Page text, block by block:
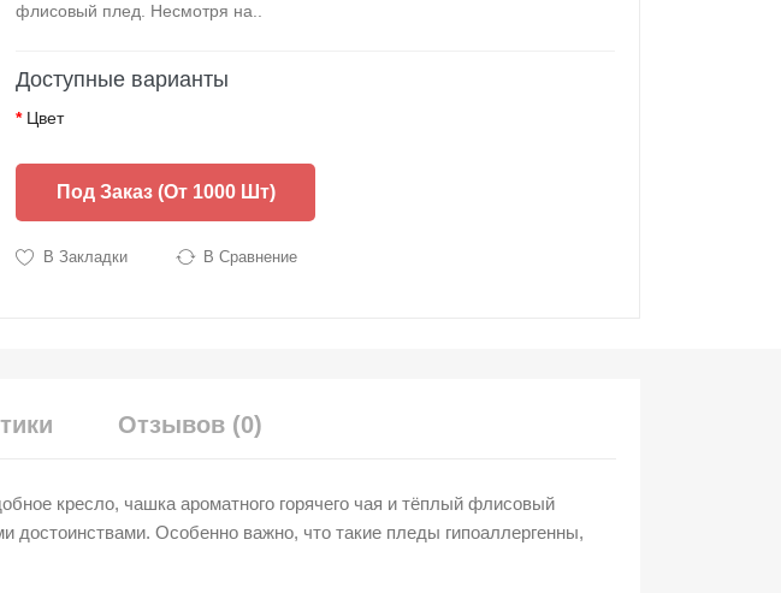
флисовый плед. Несмотря на..
Доступные варианты
Цвет
Под Заказ (от 1000 Шт)
В Закладки В Сравнение
Отзывов (0)
кресло, чашка ароматного горячего чая и тёплый флисовый
Особенно важно, что такие пледы гипоаллергенны,